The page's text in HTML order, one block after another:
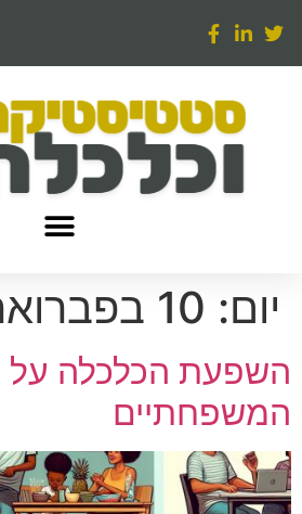
יום: 10 בפברואר 2026
השפעת הכלכלה על
המשפחתיים